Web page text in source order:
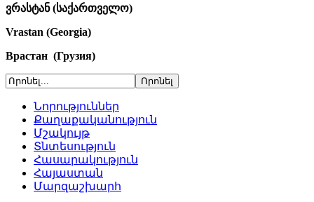
ვრასტან (საქართველო)
Vrastan (Georgia)
Врастан (Грузия)
Նորություններ
Քաղաքականություն
Մշակույթ
Տնտեսություն
Հասարակություն
Հայաստան
Մարզաշխարհ